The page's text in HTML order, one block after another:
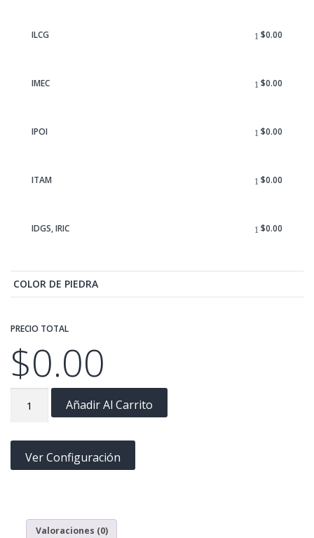
ILCG $0.00
IMEC $0.00
IPOI $0.00
ITAM $0.00
IDGS, IRIC $0.00
COLOR DE PIEDRA
PRECIO TOTAL
$0.00
cantidad
Añadir Al Carrito
Ver Configuración
Valoraciones (0)